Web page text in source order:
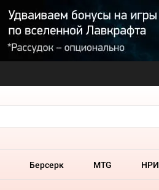
Берсерк MTG НРИ